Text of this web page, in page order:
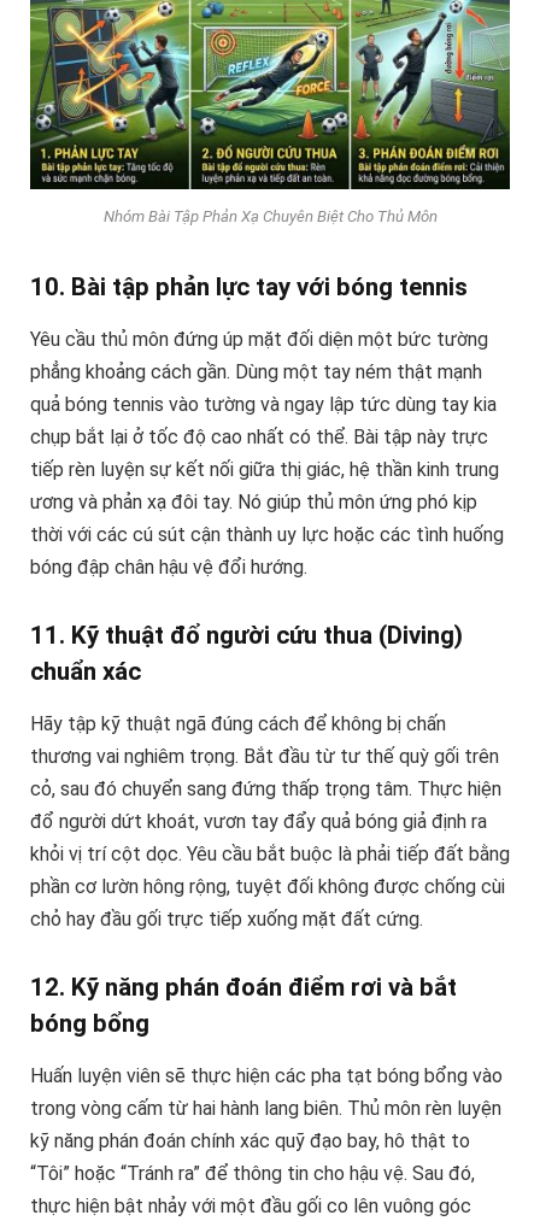
Nhóm Bài Tập Phản Xạ Chuyên Biệt Cho Thủ Môn
10. Bài tập phản lực tay với bóng tennis
Yêu cầu thủ môn đứng úp mặt đối diện một bức tường
phẳng khoảng cách gần. Dùng một tay ném thật mạnh
quả bóng tennis vào tường và ngay lập tức dùng tay kia
chụp bắt lại ở tốc độ cao nhất có thể. Bài tập này trực
tiếp rèn luyện sự kết nối giữa thị giác, hệ thần kinh trung
ương và phản xạ đôi tay. Nó giúp thủ môn ứng phó kịp
thời với các cú sút cận thành uy lực hoặc các tình huống
bóng đập chân hậu vệ đổi hướng.
11. Kỹ thuật đổ người cứu thua (Diving)
chuẩn xác
Hãy tập kỹ thuật ngã đúng cách để không bị chấn
thương vai nghiêm trọng. Bắt đầu từ tư thế quỳ gối trên
cỏ, sau đó chuyển sang đứng thấp trọng tâm. Thực hiện
đổ người dứt khoát, vươn tay đẩy quả bóng giả định ra
khỏi vị trí cột dọc. Yêu cầu bắt buộc là phải tiếp đất bằng
phần cơ lườn hông rộng, tuyệt đối không được chống cùi
chỏ hay đầu gối trực tiếp xuống mặt đất cứng.
12. Kỹ năng phán đoán điểm rơi và bắt
bóng bổng
Huấn luyện viên sẽ thực hiện các pha tạt bóng bổng vào
trong vòng cấm từ hai hành lang biên. Thủ môn rèn luyện
kỹ năng phán đoán chính xác quỹ đạo bay, hô thật to
“Tôi” hoặc “Tránh ra” để thông tin cho hậu vệ. Sau đó,
thực hiện bật nhảy với một đầu gối co lên vuông góc